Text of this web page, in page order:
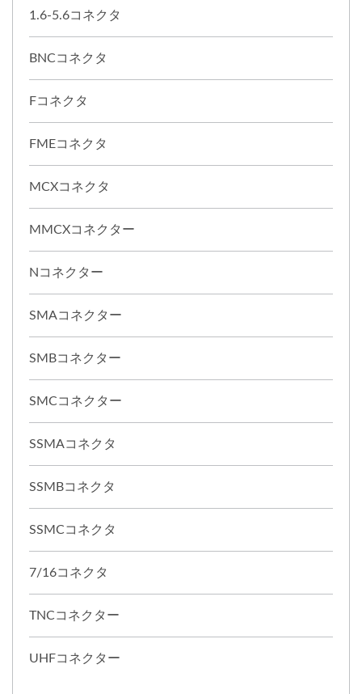
1.6-5.6コネクタ
BNCコネクタ
Fコネクタ
FMEコネクタ
MCXコネクタ
MMCXコネクター
Nコネクター
SMAコネクター
SMBコネクター
SMCコネクター
SSMAコネクタ
SSMBコネクタ
SSMCコネクタ
7/16コネクタ
TNCコネクター
UHFコネクター